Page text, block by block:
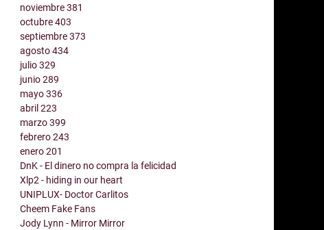
noviembre381
octubre403
septiembre373
agosto434
julio329
junio289
mayo336
abril223
marzo399
febrero243
enero201
DnK - El dinero no compra la felicidad
Xlp2 - hiding in our heart
UNIPLUX- Doctor Carlitos
Cheem Fake Fans
Jody Lynn - Mirror Mirror